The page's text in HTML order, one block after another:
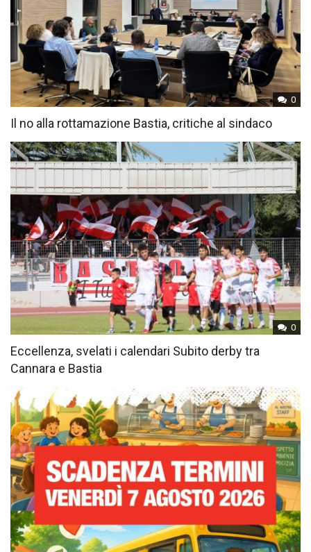
0
Il no alla rottamazione Bastia, critiche al sindaco
0
Eccellenza, svelati i calendari Subito derby tra
Cannara e Bastia